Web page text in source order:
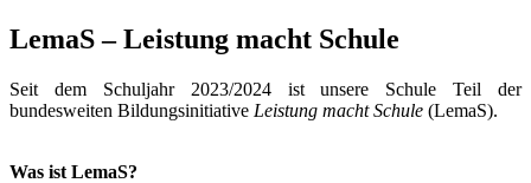
LemaS – Leistung macht Schule
Seit dem Schuljahr 2023/2024 ist unsere Schule Teil der
bundesweiten Bildungsinitiative Leistung macht Schule (LemaS).
Was ist LemaS?